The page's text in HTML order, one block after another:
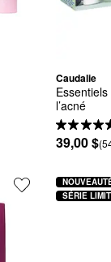
Caudalie
l’acné
39,00 $
SÉRIE